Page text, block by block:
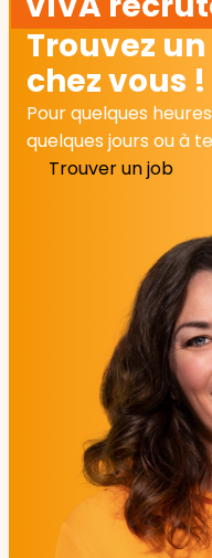
Trouvez
chez vous !
Pour quelques
quelques jours ou à
Trouver un job